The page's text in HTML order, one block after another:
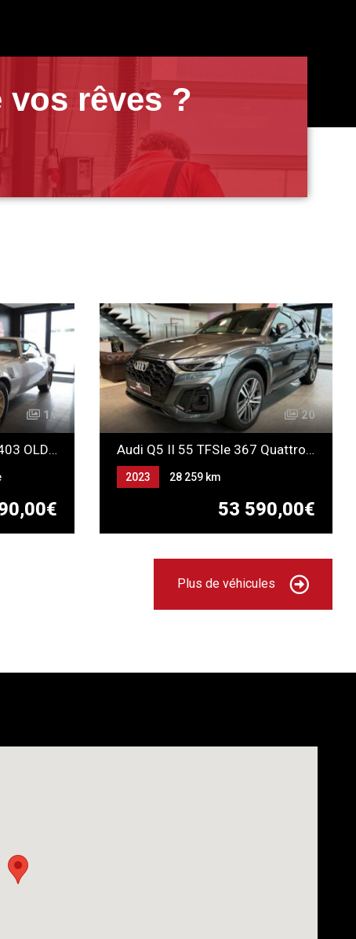
vos rêves ?
11
PONTIAC AM FIREBIRD 403 OLDSMOBIL TRANSAM
20
Audi Q5 II 55 TFSIe 367 Quattro S-Tronic S-Line HYBRIDE
53 590,00€
2023
28 259 km
Plus de véhicules